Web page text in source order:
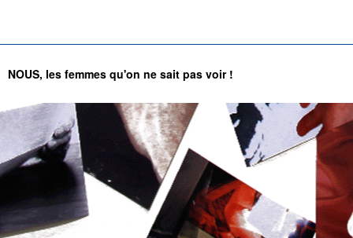
NOUS, les femmes qu'on ne sait pas voir !